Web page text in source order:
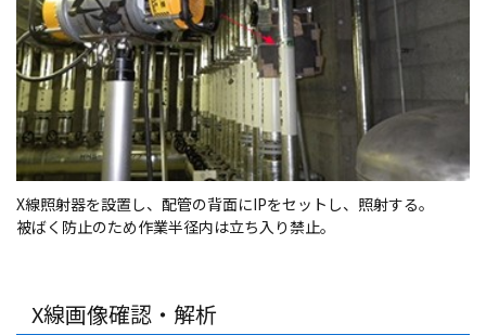
X線照射器を設置し、配管の背面にIPをセットし、照射する。
被ばく防止のため作業半径内は立ち入り禁止。
X線画像確認・解析